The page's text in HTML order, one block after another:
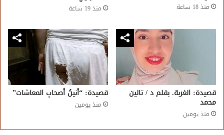
منذ 18 ساعة منذ 19 ساعة
قصيدة: الغربة. بقلم د / تالين
محمد
منذ يومين
قصيدة: “أنينُ أصحابِ المعاشات”
منذ يومين